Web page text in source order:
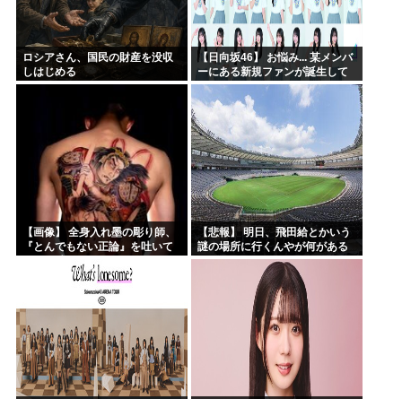
ロシアさん、国民の財産を没収
しはじめる
【日向坂46】 お悩み... 某メンバ
ーにある新規ファンが誕生して
いた
【画像】 全身入れ墨の彫り師、
『とんでもない正論』を吐いて
【悲報】 明日、飛田給とかいう
謎の場所に行くんやが何がある
んや????・・・・・・・・・